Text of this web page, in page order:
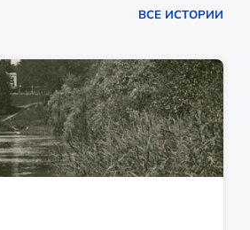
ВСЕ ИСТОРИИ